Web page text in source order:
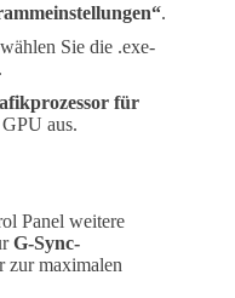
.
Sie die .exe-
für
aus.
Panel weitere
G-Sync-
zur maximalen